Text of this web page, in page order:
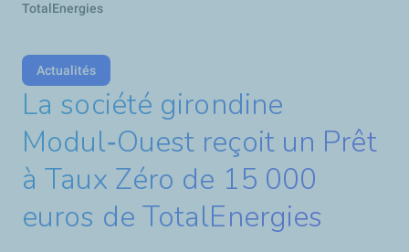
TotalEnergies
Actualités
La société girondine
Modul‑Ouest reçoit un Prêt
à Taux Zéro de 15 000
euros de TotalEnergies